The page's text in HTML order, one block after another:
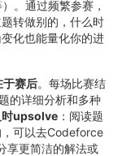
。通过频繁参赛，
转做别的，什么时
化也能量化你的进
赛后。每场比赛结
的详细分析和多种
时upsolve ：阅读题
可以去Codeforce
享更简洁的解法或